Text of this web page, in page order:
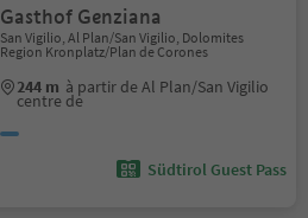
Gasthof Genziana
San Vigilio, Al Plan/San Vigilio, Dolomites
Region Kronplatz/Plan de Corones
244 m à partir de Al Plan/San Vigilio
centre de
Südtirol Guest Pass